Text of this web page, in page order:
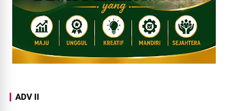
ADV II